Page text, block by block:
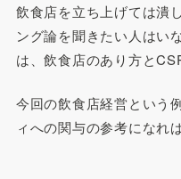
飲食店を立ち上げては潰
ング論を聞きたい人はい
は、飲食店のあり方と
今回の飲食店経営という
ィへの関与の参考になれ